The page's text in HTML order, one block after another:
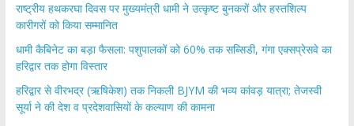
राष्ट्रीय हथकरघा दिवस पर मुख्यमंत्री धामी ने उत्कृष्ट बुनकरों और हस्तशिल्प
कारीगरों को किया सम्मानित
​धामी कैबिनेट का बड़ा फैसला: पशुपालकों को 60% तक सब्सिडी, गंगा एक्सप्रेसवे का
हरिद्वार तक होगा विस्तार
​हरिद्वार से वीरभद्र (ऋषिकेश) तक निकली BJYM की भव्य कांवड़ यात्रा; तेजस्वी
सूर्या ने की देश व प्रदेशवासियों के कल्याण की कामना